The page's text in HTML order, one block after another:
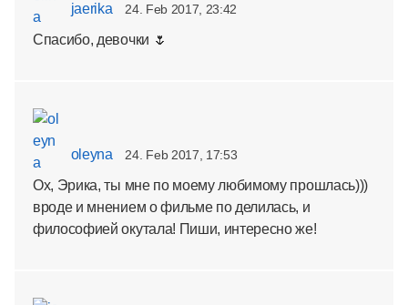
jaerika 24. Feb 2017, 23:42
Спасибо, девочки 🌷
oleyna 24. Feb 2017, 17:53
Ох, Эрика, ты мне по моему любимому прошлась)))
вроде и мнением о фильме по делилась, и
философией окутала! Пиши, интересно же!